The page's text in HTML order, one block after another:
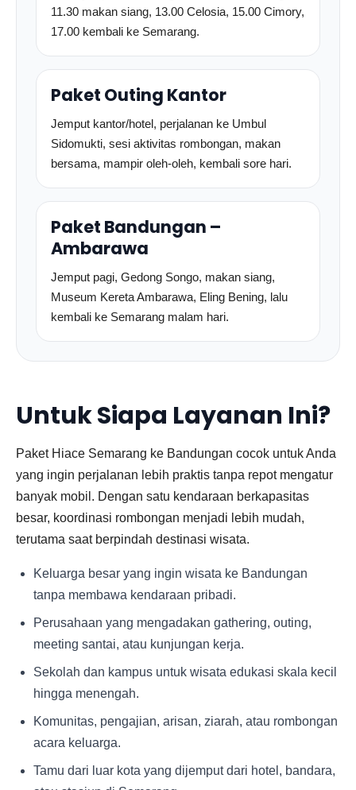
11.30 makan siang, 13.00 Celosia, 15.00 Cimory,
17.00 kembali ke Semarang.
Paket Outing Kantor
Jemput kantor/hotel, perjalanan ke Umbul
Sidomukti, sesi aktivitas rombongan, makan
bersama, mampir oleh-oleh, kembali sore hari.
Paket Bandungan –
Ambarawa
Jemput pagi, Gedong Songo, makan siang,
Museum Kereta Ambarawa, Eling Bening, lalu
kembali ke Semarang malam hari.
Untuk Siapa Layanan Ini?
Paket Hiace Semarang ke Bandungan cocok untuk Anda
yang ingin perjalanan lebih praktis tanpa repot mengatur
banyak mobil. Dengan satu kendaraan berkapasitas
besar, koordinasi rombongan menjadi lebih mudah,
terutama saat berpindah destinasi wisata.
Keluarga besar yang ingin wisata ke Bandungan
tanpa membawa kendaraan pribadi.
Perusahaan yang mengadakan gathering, outing,
meeting santai, atau kunjungan kerja.
Sekolah dan kampus untuk wisata edukasi skala kecil
hingga menengah.
Komunitas, pengajian, arisan, ziarah, atau rombongan
acara keluarga.
Tamu dari luar kota yang dijemput dari hotel, bandara,